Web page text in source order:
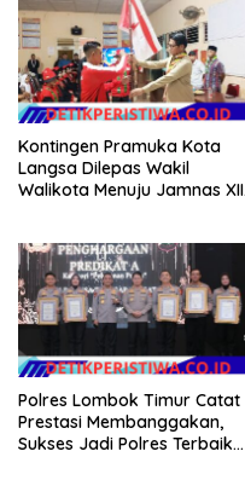
Kontingen Pramuka Kota
Langsa Dilepas Wakil
Walikota Menuju Jamnas XII
Polres Lombok Timur Catat
Prestasi Membanggakan,
Sukses Jadi Polres Terbaik